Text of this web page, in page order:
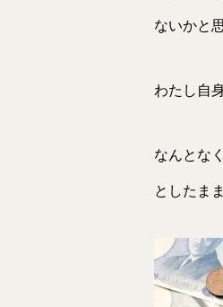
ないかと
わたし自
なんとな
としたま